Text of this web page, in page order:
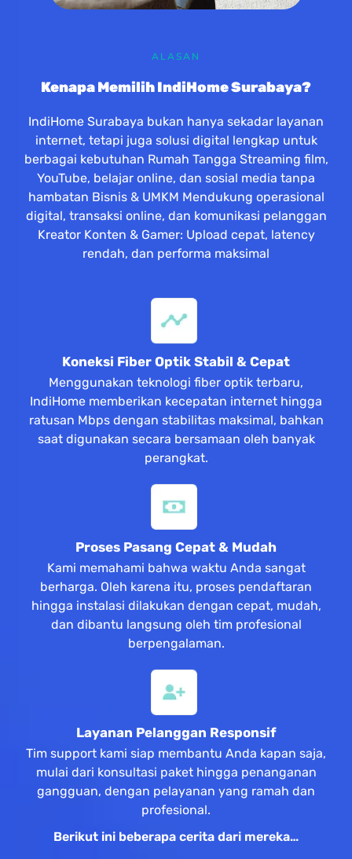
ALASAN
Kenapa Memilih IndiHome Surabaya?
IndiHome Surabaya bukan hanya sekadar layanan
internet, tetapi juga solusi digital lengkap untuk
berbagai kebutuhan Rumah Tangga Streaming film,
YouTube, belajar online, dan sosial media tanpa
hambatan Bisnis & UMKM Mendukung operasional
digital, transaksi online, dan komunikasi pelanggan
Kreator Konten & Gamer: Upload cepat, latency
rendah, dan performa maksimal
Koneksi Fiber Optik Stabil & Cepat
Menggunakan teknologi fiber optik terbaru,
IndiHome memberikan kecepatan internet hingga
ratusan Mbps dengan stabilitas maksimal, bahkan
saat digunakan secara bersamaan oleh banyak
perangkat.
Proses Pasang Cepat & Mudah
Kami memahami bahwa waktu Anda sangat
berharga. Oleh karena itu, proses pendaftaran
hingga instalasi dilakukan dengan cepat, mudah,
dan dibantu langsung oleh tim profesional
berpengalaman.
Layanan Pelanggan Responsif
Tim support kami siap membantu Anda kapan saja,
mulai dari konsultasi paket hingga penanganan
gangguan, dengan pelayanan yang ramah dan
profesional.
Berikut ini beberapa cerita dari mereka…